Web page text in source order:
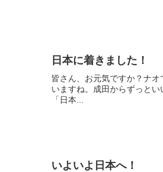
日本に着きました！
皆さん、お元気ですか？ナ
いますね。成田からずっと
「日本...
いよいよ日本へ！